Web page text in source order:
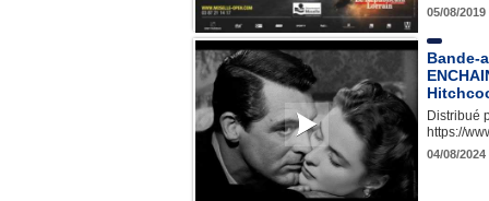
05/08/
Bande-
Distribué
https://
04/08/